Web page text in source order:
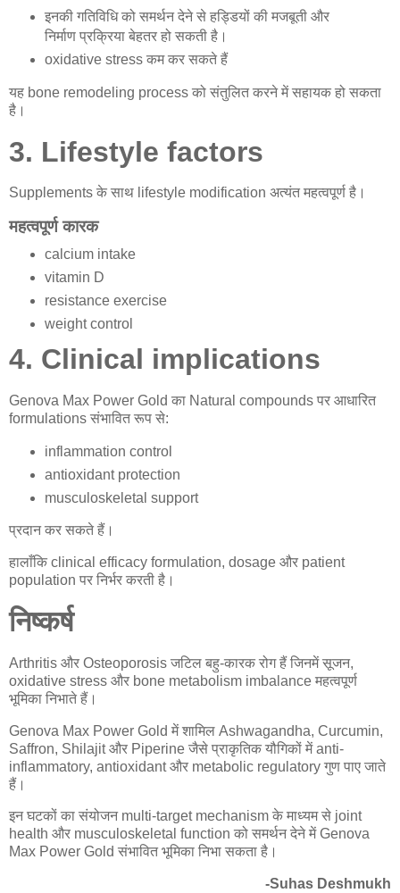
इनकी गतिविधि को समर्थन देने से हड्डियों की मजबूती और
निर्माण प्रक्रिया बेहतर हो सकती है।
oxidative stress कम कर सकते हैं
यह bone remodeling process को संतुलित करने में सहायक हो सकता
है।
3. Lifestyle factors
Supplements के साथ lifestyle modification अत्यंत महत्वपूर्ण है।
महत्वपूर्ण कारक
calcium intake
vitamin D
resistance exercise
weight control
4. Clinical implications
Genova Max Power Gold का Natural compounds पर आधारित
formulations संभावित रूप से:
inflammation control
antioxidant protection
musculoskeletal support
प्रदान कर सकते हैं।
हालाँकि clinical efficacy formulation, dosage और patient
population पर निर्भर करती है।
निष्कर्ष
Arthritis और Osteoporosis जटिल बहु-कारक रोग हैं जिनमें सूजन,
oxidative stress और bone metabolism imbalance महत्वपूर्ण
भूमिका निभाते हैं।
Genova Max Power Gold में शामिल Ashwagandha, Curcumin,
Saffron, Shilajit और Piperine जैसे प्राकृतिक यौगिकों में anti-
inflammatory, antioxidant और metabolic regulatory गुण पाए जाते
हैं।
इन घटकों का संयोजन multi-target mechanism के माध्यम से joint
health और musculoskeletal function को समर्थन देने मेंGenova
Max Power Gold संभावित भूमिका निभा सकता है।
-Suhas Deshmukh